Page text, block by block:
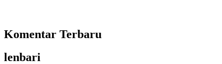
Komentar Terbaru
lenbari